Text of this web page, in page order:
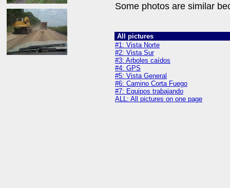
Some photos are similar
All pictures
#1: Vista Norte
#2: Vista Sur
#3: Arboles caídos
#4: GPS
#5: Vista General
#6: Camino Corta Fuego
#7: Equipos trabajando
ALL: All pictures on one page